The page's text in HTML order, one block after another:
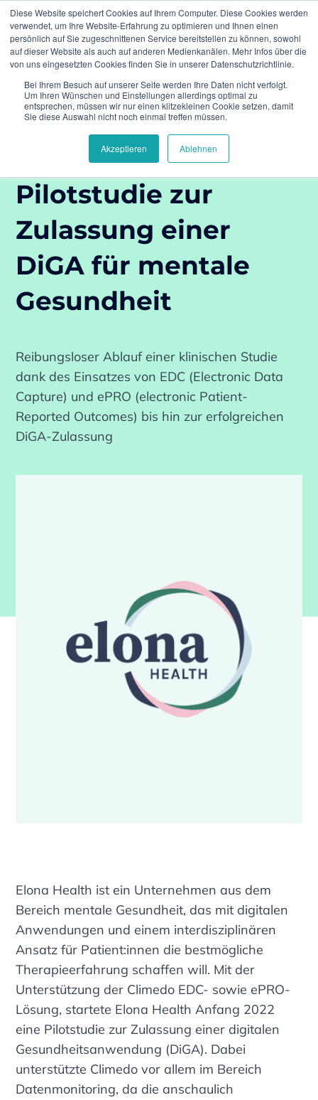
Diese Website speichert Cookies auf Ihrem Computer. Diese Cookies werden
verwendet, um Ihre Website-Erfahrung zu optimieren und Ihnen einen
persönlich auf Sie zugeschnittenen Service bereitstellen zu können, sowohl
auf dieser Website als auch auf anderen Medienkanälen. Mehr Infos über die
von uns eingesetzten Cookies finden Sie in unserer Datenschutzrichtlinie.
Bei Ihrem Besuch auf unserer Seite werden Ihre Daten nicht verfolgt.
Um Ihren Wünschen und Einstellungen allerdings optimal zu
entsprechen, müssen wir nur einen klitzekleinen Cookie setzen, damit
Sie diese Auswahl nicht noch einmal treffen müssen.
Akzeptieren Ablehnen
Home Referenzen
Pilotstudie zur Zulassung
einer DiGA für mentale Gesundheit
Pilotstudie zur
Zulassung einer
DiGA für mentale
Gesundheit
Reibungsloser Ablauf einer klinischen Studie
dank des Einsatzes von EDC (Electronic Data
Capture) und ePRO (electronic Patient-
Reported Outcomes) bis hin zur erfolgreichen
DiGA-Zulassung
Elona Health ist ein Unternehmen aus dem
Bereich mentale Gesundheit, das mit digitalen
Anwendungen und einem interdisziplinären
Ansatz für Patient:innen die bestmögliche
Therapieerfahrung schaffen will. Mit der
Unterstützung der Climedo EDC- sowie ePRO-
Lösung, startete Elona Health Anfang 2022
eine Pilotstudie zur Zulassung einer digitalen
Gesundheitsanwendung (DiGA). Dabei
unterstützte Climedo vor allem im Bereich
Datenmonitoring, da die anschaulich